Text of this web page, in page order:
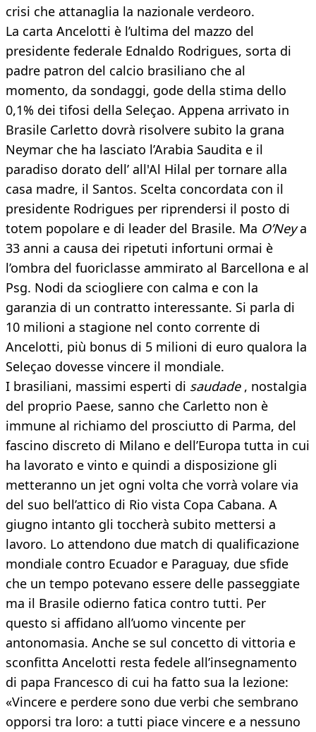
crisi che attanaglia la nazionale verdeoro.
La carta Ancelotti è l’ultima del mazzo del
presidente federale Ednaldo Rodrigues, sorta di
padre patron del calcio brasiliano che al
momento, da sondaggi, gode della stima dello
0,1% dei tifosi della Seleçao. Appena arrivato in
Brasile Carletto dovrà risolvere subito la grana
Neymar che ha lasciato l’Arabia Saudita e il
paradiso dorato dell’ all'Al Hilal per tornare alla
casa madre, il Santos. Scelta concordata con il
presidente Rodrigues per riprendersi il posto di
totem popolare e di leader del Brasile. Ma O’Neya
33 anni a causa dei ripetuti infortuni ormai è
l’ombra del fuoriclasse ammirato al Barcellona e al
Psg. Nodi da sciogliere con calma e con la
garanzia di un contratto interessante. Si parla di
10 milioni a stagione nel conto corrente di
Ancelotti, più bonus di 5 milioni di euro qualora la
Seleçao dovesse vincere il mondiale.
I brasiliani, massimi esperti di saudade, nostalgia
del proprio Paese, sanno che Carletto non è
immune al richiamo del prosciutto di Parma, del
fascino discreto di Milano e dell’Europa tutta in cui
ha lavorato e vinto e quindi a disposizione gli
metteranno un jet ogni volta che vorrà volare via
del suo bell’attico di Rio vista Copa Cabana. A
giugno intanto gli toccherà subito mettersi a
lavoro. Lo attendono due match di qualificazione
mondiale contro Ecuador e Paraguay, due sfide
che un tempo potevano essere delle passeggiate
ma il Brasile odierno fatica contro tutti. Per
questo si affidano all’uomo vincente per
antonomasia. Anche se sul concetto di vittoria e
sconfitta Ancelotti resta fedele all’insegnamento
di papa Francesco di cui ha fatto sua la lezione:
«Vincere e perdere sono due verbi che sembrano
opporsi tra loro: a tutti piace vincere e a nessuno